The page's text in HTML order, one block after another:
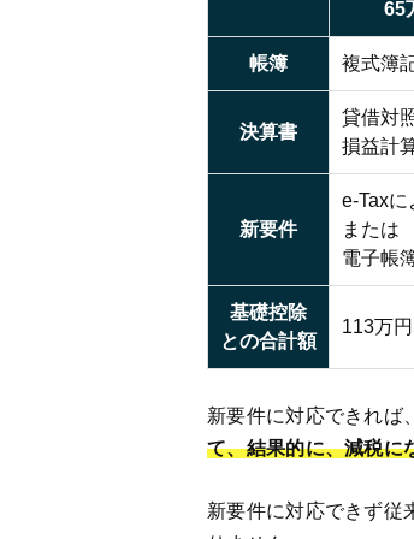
65
帳簿 複式簿
決算書
貸借対
損益計
新要件
e-Taxに
または
電子帳
基礎控除
との合計額
113万円
新要件に対応できれば
て、結果的に、減税に
新要件に対応できず従